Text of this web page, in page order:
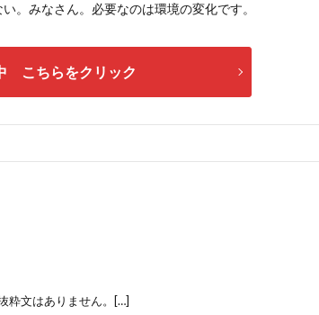
なさん。必要なのは環境の変化です。
こちらをクリック
粋文はありません。[…]